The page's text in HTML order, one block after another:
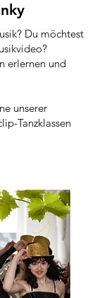
Du möchtest
erlernen und
unserer
Tanzklassen